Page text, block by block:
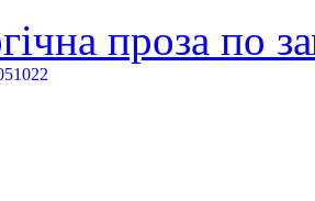
проза по